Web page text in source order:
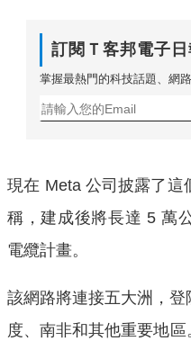
訂閱Ｔ客邦電子日
掌握最熱門的科技話題、網
現在 Meta 公司披露了這
稱，建成後將長達 5 萬
電纜計畫。
該網路將連接五大洲，
度、南非和其他重要地